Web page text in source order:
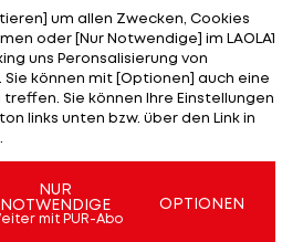
die
nach den
Frankreich und den
in Deutschland
bleibt Rehhagel am Boden.
Euphorie und Hoffnung in die
so Rehhagel.
um allen Zwecken, Cookies
oder [Nur Notwendige] im LAOLA1
uns Peronsalisierung von
können mit [Optionen] auch eine
Sie können Ihre Einstellungen
links unten bzw. über den Link in
NUR
NOTWENDIGE
mit PUR-Abo
OPTIONEN